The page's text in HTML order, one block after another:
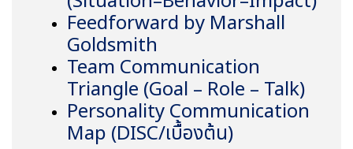
Feedforward by Marshall
Goldsmith
Team Communication
Triangle (Goal – Role – Talk)
Personality Communication
Map (DISC/เบื้องต้น)